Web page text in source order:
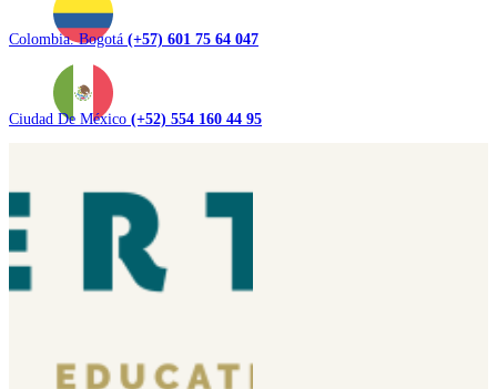
Colombia. Bogotá (+57) 601 75 64 047
Ciudad De México (+52) 554 160 44 95